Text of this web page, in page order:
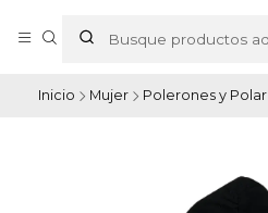
Inicio Mujer Polerones y Polar